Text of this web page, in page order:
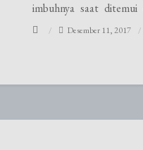
imbuhnya saat
Desember 11, 2017